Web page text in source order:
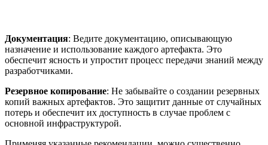
Документация: Ведите документацию, описывающую
назначение и использование каждого артефакта. Это
обеспечит ясность и упростит процесс передачи знаний между
разработчиками.
Резервное копирование: Не забывайте о создании резервных
копий важных артефактов. Это защитит данные от случайных
потерь и обеспечит их доступность в случае проблем с
основной инфраструктурой.